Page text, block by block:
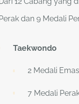
dan 9 Medali
Taekwondo
2 Medali Emas
7 Medali